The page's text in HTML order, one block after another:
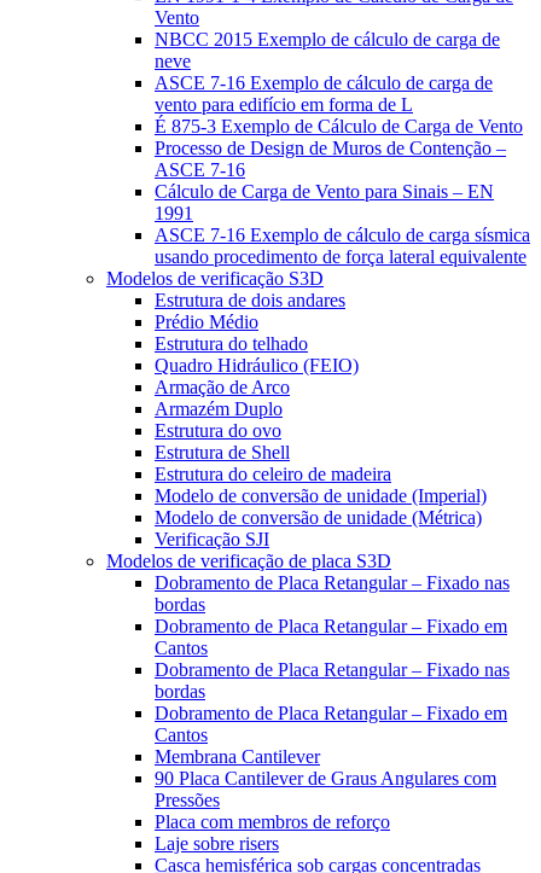
Vento
NBCC 2015 Exemplo de cálculo de carga de
neve
ASCE 7-16 Exemplo de cálculo de carga de
vento para edifício em forma de L
É 875-3 Exemplo de Cálculo de Carga de Vento
Processo de Design de Muros de Contenção –
ASCE 7-16
Cálculo de Carga de Vento para Sinais – EN
1991
ASCE 7-16 Exemplo de cálculo de carga sísmica
usando procedimento de força lateral equivalente
Modelos de verificação S3D
Estrutura de dois andares
Prédio Médio
Estrutura do telhado
Quadro Hidráulico (FEIO)
Armação de Arco
Armazém Duplo
Estrutura do ovo
Estrutura de Shell
Estrutura do celeiro de madeira
Modelo de conversão de unidade (Imperial)
Modelo de conversão de unidade (Métrica)
Verificação SJI
Modelos de verificação de placa S3D
Dobramento de Placa Retangular – Fixado nas
bordas
Dobramento de Placa Retangular – Fixado em
Cantos
Dobramento de Placa Retangular – Fixado nas
bordas
Dobramento de Placa Retangular – Fixado em
Cantos
Membrana Cantilever
90 Placa Cantilever de Graus Angulares com
Pressões
Placa com membros de reforço
Laje sobre risers
Casca hemisférica sob cargas concentradas